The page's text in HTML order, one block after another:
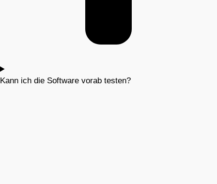
Kann ich die Software vorab testen?